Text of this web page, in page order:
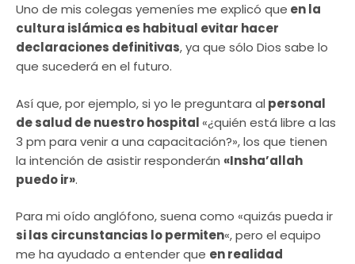
Uno de mis colegas yemeníes me explicó que en la
cultura islámica es habitual evitar hacer
declaraciones definitivas, ya que sólo Dios sabe lo
que sucederá en el futuro.
Así que, por ejemplo, si yo le preguntara al personal
de salud de nuestro hospital«¿quién está libre a las
3 pm para venir a una capacitación?», los que tienen
la intención de asistir responderán «Insha’allah
puedo ir».
Para mi oído anglófono, suena como «quizás pueda ir
si las circunstancias lo permiten«, pero el equipo
me ha ayudado a entender que en realidad